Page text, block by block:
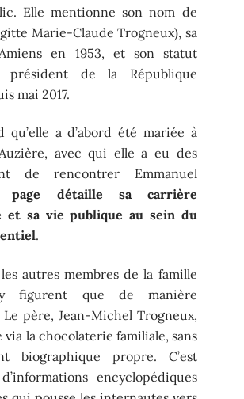
Elle mentionne son nom de
Marie-Claude Trogneux), sa
en 1953, et son statut
président de la République
mai 2017.
qu’elle a d’abord été mariée à
avec qui elle a eu des
de rencontrer Emmanuel
page détaille sa carrière
et sa vie publique au sein du
.
autres membres de la famille
figurent que de manière
père, Jean-Michel Trogneux,
la chocolaterie familiale, sans
biographique propre. C’est
encyclopédiques